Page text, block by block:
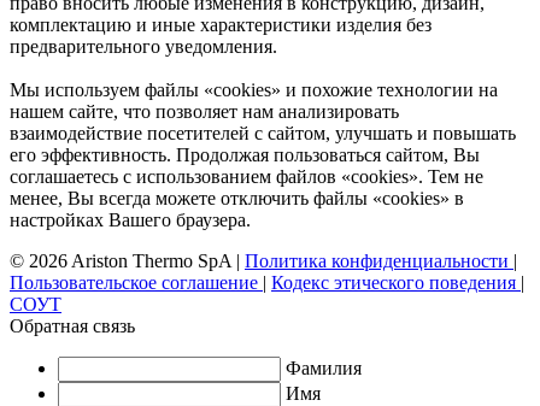
комплектацию и иные характеристики изделия без
предварительного уведомления.
Мы используем файлы «cookies» и похожие технологии на
нашем сайте, что позволяет нам анализировать
взаимодействие посетителей с сайтом, улучшать и повышать
его эффективность. Продолжая пользоваться сайтом, Вы
соглашаетесь с использованием файлов «cookies». Тем не
менее, Вы всегда можете отключить файлы «cookies» в
настройках Вашего браузера.
© 2026 Ariston Thermo SpA | Политика конфиденциальности |
Пользовательское соглашение | Кодекс этического поведения |
СОУТ
Обратная связь
Фамилия
Имя